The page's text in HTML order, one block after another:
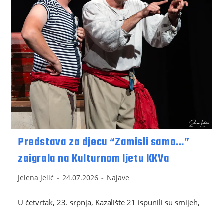
Predstava za djecu “Zamisli samo…”
zaigrala na Kulturnom ljetu KKVa
Jelena Jelić 24.07.2026 Najave
U četvrtak, 23. srpnja, Kazalište 21 ispunili su smijeh,